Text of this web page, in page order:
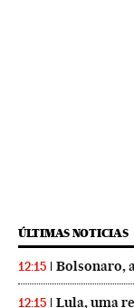
ÚLTIMAS NOTICIAS
12:15 Bolsonaro,
12:15 Lula, uma